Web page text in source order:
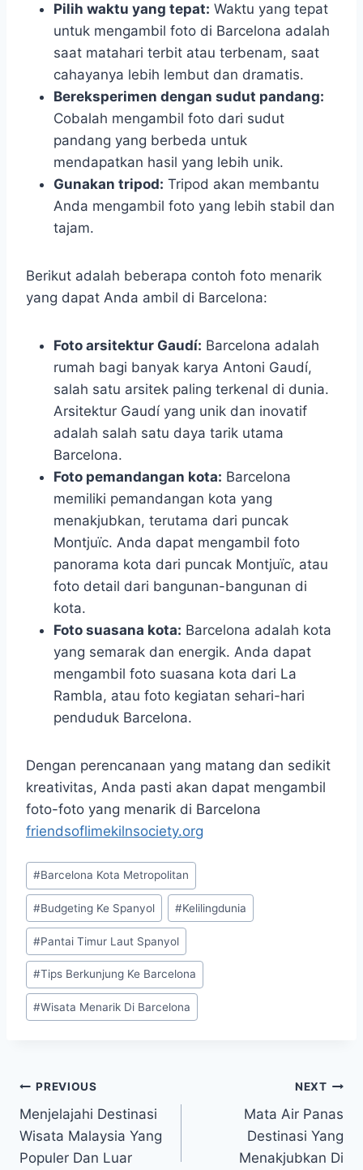
Pilih waktu yang tepat: Waktu yang tepat
untuk mengambil foto di Barcelona adalah
saat matahari terbit atau terbenam, saat
cahayanya lebih lembut dan dramatis.
Bereksperimen dengan sudut pandang:
Cobalah mengambil foto dari sudut
pandang yang berbeda untuk
mendapatkan hasil yang lebih unik.
Gunakan tripod: Tripod akan membantu
Anda mengambil foto yang lebih stabil dan
tajam.
Berikut adalah beberapa contoh foto menarik
yang dapat Anda ambil di Barcelona:
Foto arsitektur Gaudí: Barcelona adalah
rumah bagi banyak karya Antoni Gaudí,
salah satu arsitek paling terkenal di dunia.
Arsitektur Gaudí yang unik dan inovatif
adalah salah satu daya tarik utama
Barcelona.
Foto pemandangan kota: Barcelona
memiliki pemandangan kota yang
menakjubkan, terutama dari puncak
Montjuïc. Anda dapat mengambil foto
panorama kota dari puncak Montjuïc, atau
foto detail dari bangunan-bangunan di
kota.
Foto suasana kota: Barcelona adalah kota
yang semarak dan energik. Anda dapat
mengambil foto suasana kota dari La
Rambla, atau foto kegiatan sehari-hari
penduduk Barcelona.
Dengan perencanaan yang matang dan sedikit
kreativitas, Anda pasti akan dapat mengambil
foto-foto yang menarik di Barcelona
friendsoflimekilnsociety.org
Post
Tags:
#Barcelona Kota Metropolitan
#Budgeting Ke Spanyol #Kelilingdunia
#Pantai Timur Laut Spanyol
#Tips Berkunjung Ke Barcelona
#Wisata Menarik Di Barcelona
Post
navigation
PREVIOUS
Menjelajahi Destinasi
Wisata Malaysia Yang
Populer Dan Luar
NEXT
Mata Air Panas
Destinasi Yang
Menakjubkan Di